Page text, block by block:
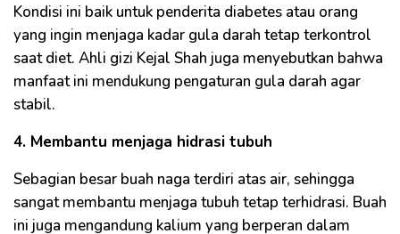
Kondisi ini baik untuk penderita diabetes atau orang
yang ingin menjaga kadar gula darah tetap terkontrol
saat diet. Ahli gizi Kejal Shah juga menyebutkan bahwa
manfaat ini mendukung pengaturan gula darah agar
stabil.
4. Membantu menjaga hidrasi tubuh
Sebagian besar buah naga terdiri atas air, sehingga
sangat membantu menjaga tubuh tetap terhidrasi. Buah
ini juga mengandung kalium yang berperan dalam